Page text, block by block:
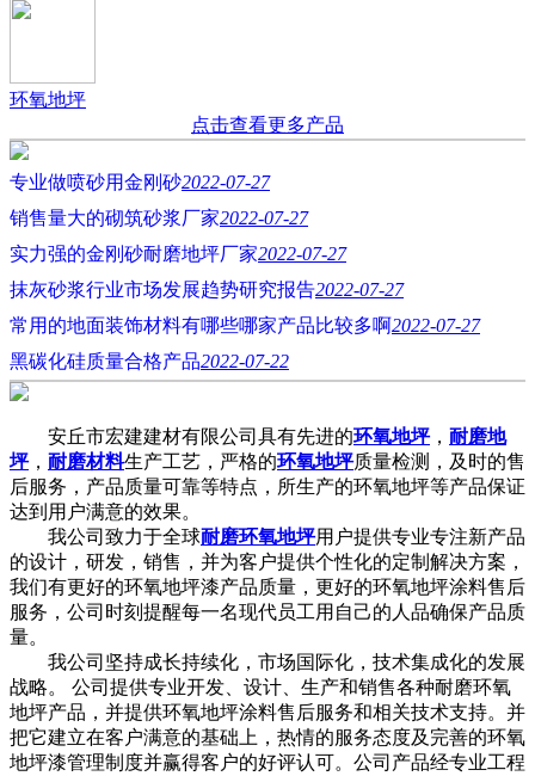
环氧地坪
点击查看更多产品
专业做喷砂用金刚砂2022-07-27
销售量大的砌筑砂浆厂家2022-07-27
实力强的金刚砂耐磨地坪厂家2022-07-27
抹灰砂浆行业市场发展趋势研究报告2022-07-27
常用的地面装饰材料有哪些哪家产品比较多啊2022-07-27
黑碳化硅质量合格产品2022-07-22
安丘市宏建建材有限公司具有先进的环氧地坪， 耐磨地
坪， 耐磨材料生产工艺，严格的环氧地坪质量检测，及时的售
后服务，产品质量可靠等特点，所生产的环氧地坪等产品保证
达到用户满意的效果。
我公司致力于全球耐磨环氧地坪用户提供专业专注新产品
的设计，研发，销售，并为客户提供个性化的定制解决方案，
我们有更好的环氧地坪漆产品质量，更好的环氧地坪涂料售后
服务，公司时刻提醒每一名现代员工用自己的人品确保产品质
量。
我公司坚持成长持续化，市场国际化，技术集成化的发展
战略。 公司提供专业开发、设计、生产和销售各种耐磨环氧
地坪产品，并提供环氧地坪涂料售后服务和相关技术支持。并
把它建立在客户满意的基础上，热情的服务态度及完善的环氧
地坪漆管理制度并赢得客户的好评认可。公司产品经专业工程